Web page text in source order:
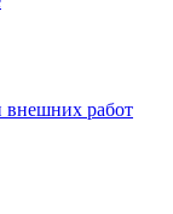
внешних работ